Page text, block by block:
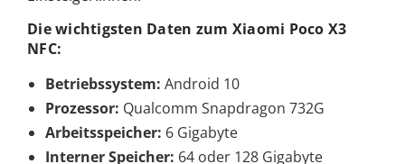
Die wichtigsten Daten zum Xiaomi Poco X3
NFC:
Betriebssystem: Android 10
Prozessor: Qualcomm Snapdragon 732G
Arbeitsspeicher: 6 Gigabyte
Interner Speicher: 64 oder 128 Gigabyte